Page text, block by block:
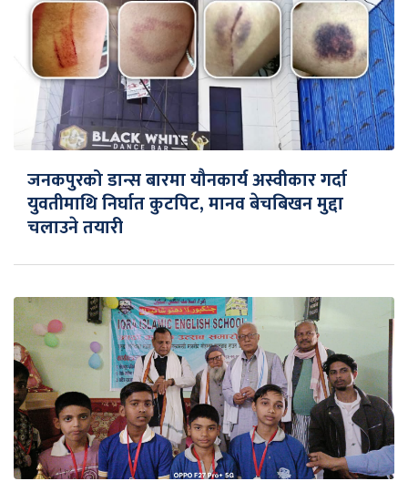
जनकपुरको डान्स बारमा यौनकार्य अस्वीकार गर्दा
युवतीमाथि निर्घात कुटपिट, मानव बेचबिखन मुद्दा
चलाउने तयारी